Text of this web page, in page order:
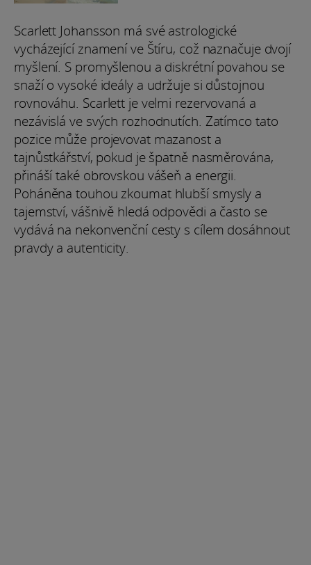
Scarlett Johansson má své astrologické
vycházející znamení ve Štíru, což naznačuje dvojí
myšlení. S promyšlenou a diskrétní povahou se
snaží o vysoké ideály a udržuje si důstojnou
rovnováhu. Scarlett je velmi rezervovaná a
nezávislá ve svých rozhodnutích. Zatímco tato
pozice může projevovat mazanost a
tajnůstkářství, pokud je špatně nasměrována,
přináší také obrovskou vášeň a energii.
Poháněna touhou zkoumat hlubší smysly a
tajemství, vášnivě hledá odpovědi a často se
vydává na nekonvenční cesty s cílem dosáhnout
pravdy a autenticity.